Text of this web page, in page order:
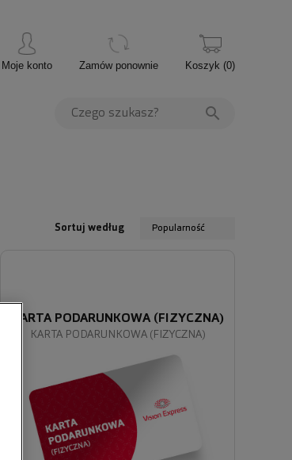
Moje konto Zamów ponownie Koszyk (0)
Sortuj według Popularność
KARTA PODARUNKOWA (FIZYCZNA)
KARTA PODARUNKOWA (FIZYCZNA)